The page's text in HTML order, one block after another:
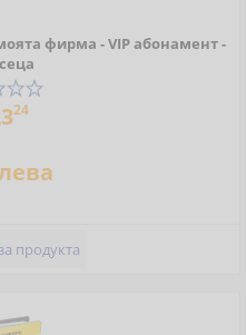
фирма - VIP абонамент -
24
продукта